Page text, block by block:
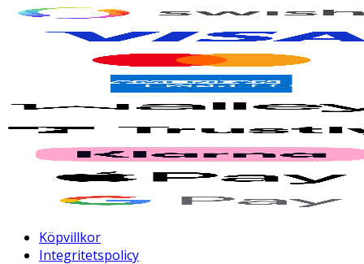
Köpvillkor
Integritetspolicy